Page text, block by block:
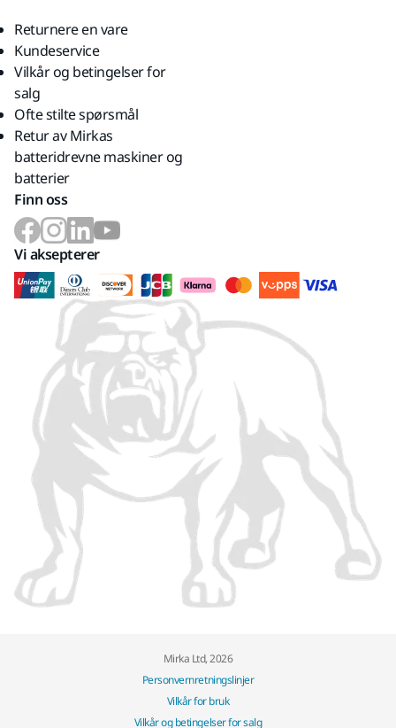
Returnere en vare
Kundeservice
Vilkår og betingelser for
salg
Ofte stilte spørsmål
Retur av Mirkas
batteridrevne maskiner og
batterier
Finn oss
Vi aksepterer
Mirka Ltd, 2026
Personvernretningslinjer
Vilkår for bruk
Vilkår og betingelser for salg